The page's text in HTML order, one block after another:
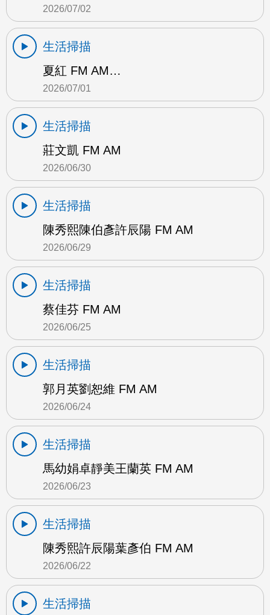
2026/07/02
生活掃描
夏紅 FM AM…
2026/07/01
生活掃描
莊文凱 FM AM
2026/06/30
生活掃描
陳秀熙陳伯彥許辰陽 FM AM
2026/06/29
生活掃描
蔡佳芬 FM AM
2026/06/25
生活掃描
郭月英劉恕維 FM AM
2026/06/24
生活掃描
馬幼娟卓靜美王蘭英 FM AM
2026/06/23
生活掃描
陳秀熙許辰陽葉彥伯 FM AM
2026/06/22
生活掃描